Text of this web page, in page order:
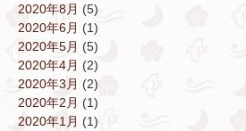
2020年8月 (5)
2020年6月 (1)
2020年5月 (5)
2020年4月 (2)
2020年3月 (2)
2020年2月 (1)
2020年1月 (1)